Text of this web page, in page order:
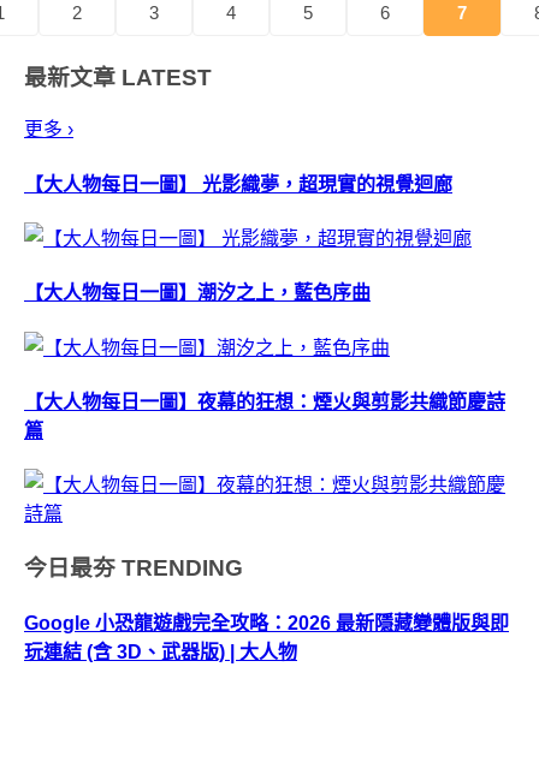
2 3 4 5 6 7
最新文章 LATEST
更多 ›
【大人物每日一圖】 光影織夢，超現實的視覺迴廊
【大人物每日一圖】潮汐之上，藍色序曲
【大人物每日一圖】夜幕的狂想：煙火與剪影共織節慶詩
篇
今日最夯 TRENDING
Google 小恐龍遊戲完全攻略：2026 最新隱藏變體版與即
玩連結 (含 3D、武器版) | 大人物